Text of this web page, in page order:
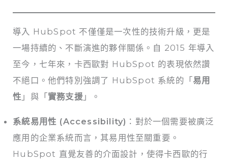
導入 HubSpot 不僅僅是一次性的技術升級，更是
一場持續的、不斷演進的夥伴關係。自 2015 年導入
至今，七年來，卡西歐對 HubSpot 的表現依然讚
不絕口。他們特別強調了 HubSpot 系統的「易用
性 」與「實務支援」。
系統易用性 (Accessibility) ：對於一個需要被廣泛
應用的企業系統而言，其易用性至關重要。
HubSpot 直覺友善的介面設計，使得卡西歐的行